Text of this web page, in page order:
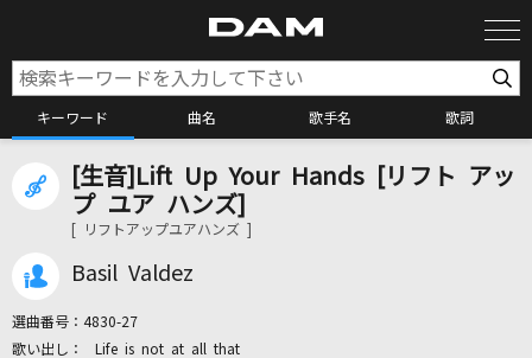
キーワード 曲名 歌手名 歌詞
カラオケ検索
カラオケリクエスト
[生音]Lift Up Your Hands [リフト アッ
プ ユア ハンズ]
[ リフトアップユアハンズ ]
Basil Valdez
選曲番号： 4830-27
Life is not at all that